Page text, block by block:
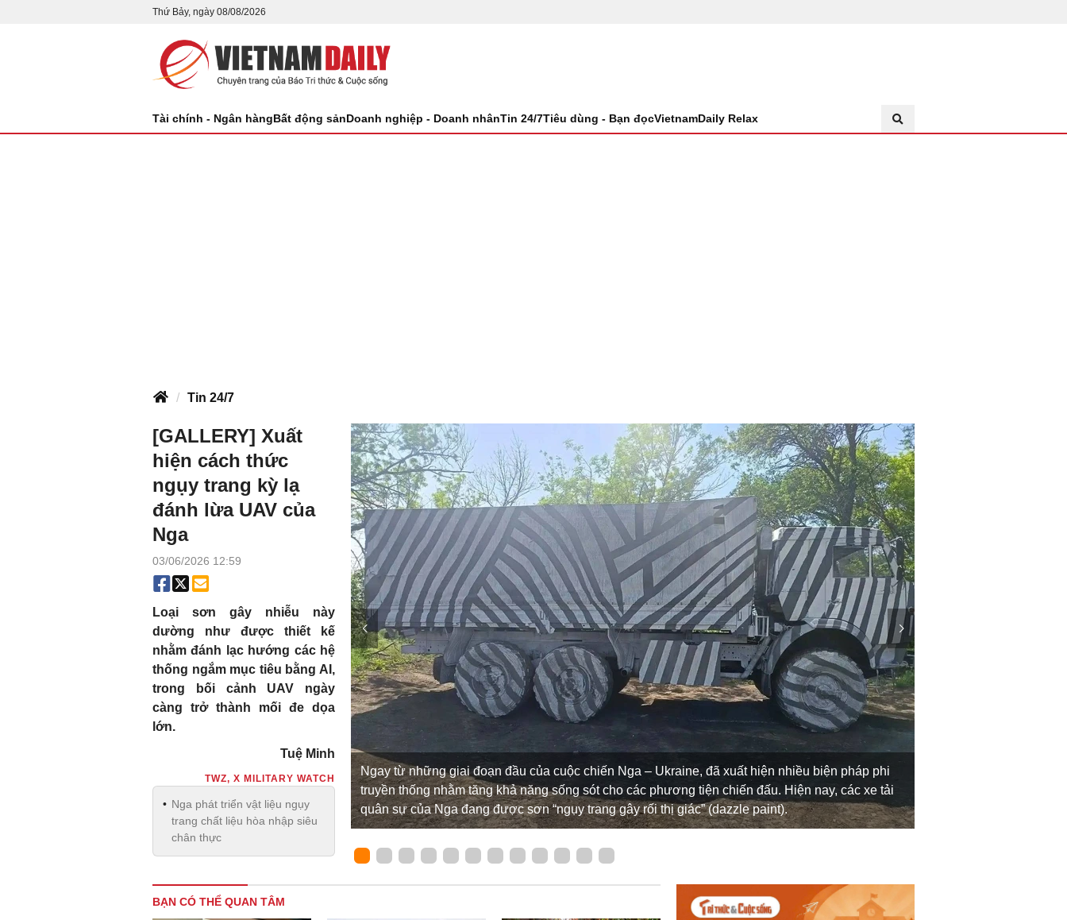
Thứ Bảy, ngày 08/08/2026
Tài chính - Ngân hàngBất động sảnDoanh nghiệp - Doanh nhânTin 24/7Tiêu dùng - Bạn đọcVietnamDaily Relax
Tin 24/7
[GALLERY] Xuất
hiện cách thức
ngụy trang kỳ lạ
đánh lừa UAV của
Nga
03/06/2026 12:59
Loại sơn gây nhiễu này
dường như được thiết kế
nhằm đánh lạc hướng các hệ
thống ngắm mục tiêu bằng AI,
trong bối cảnh UAV ngày
càng trở thành mối đe dọa
lớn.
Tuệ Minh
TWZ, X MILITARY WATCH
Nga phát triển vật liệu ngụy
trang chất liệu hòa nhập siêu
chân thực
Ngay từ những giai đoạn đầu của cuộc chiến Nga – Ukraine, đã xuất hiện nhiều biện pháp phi
truyền thống nhằm tăng khả năng sống sót cho các phương tiện chiến đấu. Hiện nay, các xe tải
quân sự của Nga đang được sơn “ngụy trang gây rối thị giác” (dazzle paint).
BẠN CÓ THỂ QUAN TÂM